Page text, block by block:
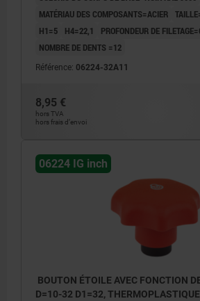
MATÉRIAU DES COMPOSANTS=ACIER
H1=5
H4=22,1
PROFONDEUR DE
NOMBRE DE DENTS =12
Référence: 06224-32A11
8,95 €
hors TVA
hors frais d’envoi
06224 IG inch
BOUTON ÉTOILE AVEC FONCTION
D=10-32 D1=32,